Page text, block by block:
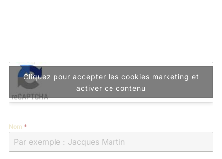
Cliquez pour accepter les cookies marketing et
activer ce contenu
Nom *